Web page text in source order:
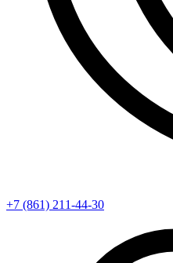
+7 (861) 211-44-30